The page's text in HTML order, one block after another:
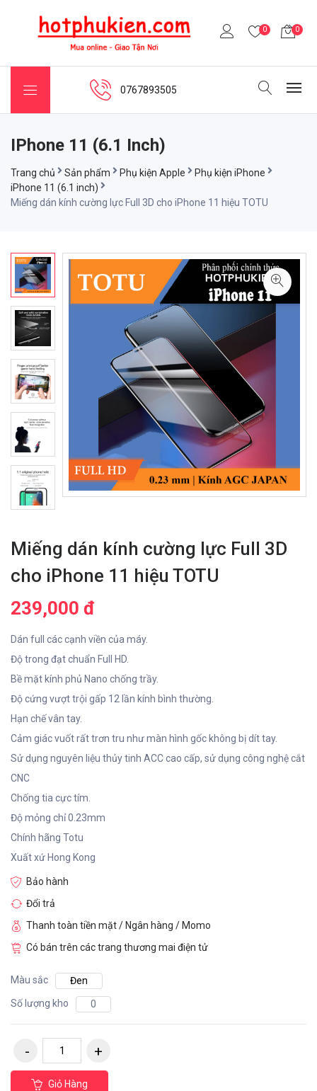
0 0
0767893505
IPhone 11 (6.1 Inch)
Trang chủ Sản phẩm Phụ kiện Apple
Phụ kiện iPhone
iPhone 11 (6.1 inch)
Miếng dán kính cường lực Full 3D cho iPhone 11 hiệu TOTU
Miếng dán kính cường lực Full 3D
cho iPhone 11 hiệu TOTU
239,000 đ
Dán full các cạnh viền của máy.
Độ trong đạt chuẩn Full HD.
Bề mặt kính phủ Nano chống trầy.
Độ cứng vượt trội gấp 12 lần kính bình thường.
Hạn chế vân tay.
Cảm giác vuốt rất trơn tru như màn hình gốc không bị dít tay.
Sử dụng nguyên liệu thủy tinh ACC cao cấp, sử dụng công nghệ cắt
CNC
Chống tia cực tím.
Độ mỏng chỉ 0.23mm
Chính hãng Totu
Xuất xứ Hong Kong
Bảo hành
Đổi trả
Thanh toàn tiền mặt / Ngân hàng / Momo
Có bán trên các trang thương mai điện tử
Màu sắc
Đen
Số lượng kho
0
Giỏ Hàng